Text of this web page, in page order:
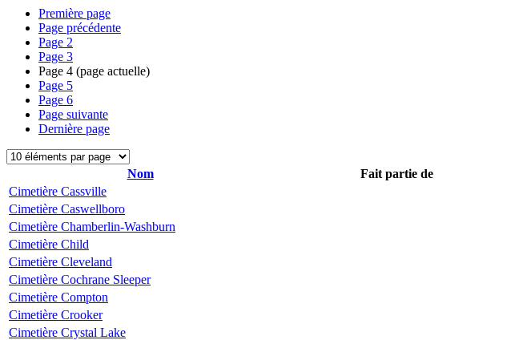
Première page
Page précédente
Page 2
Page 3
Page 4 (page actuelle)
Page 5
Page 6
Page suivante
Dernière page
Nom Fait partie de
Cimetière Cassville
Cimetière Caswellboro
Cimetière Chamberlin-Washburn
Cimetière Child
Cimetière Cleveland
Cimetière Cochrane Sleeper
Cimetière Compton
Cimetière Crooker
Cimetière Crystal Lake